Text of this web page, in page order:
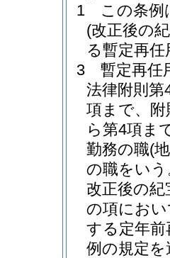
1
この条例
(改正後の
る暫定再
3
暫定再任
法律附則第
項まで、附
ら第4項ま
勤務の職(
の職をいう
改正後の
の項にお
する定年
例の規定